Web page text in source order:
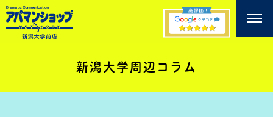
新潟大学周辺コラム